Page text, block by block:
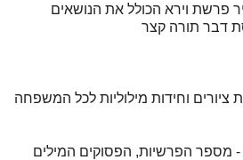
פרשת וירא הכולל את הנושאים
דבר תורה קצר
ציורים וחידות מילוליות לכל המשפחה
- מספר הפרשיות, הפסוקים המילים